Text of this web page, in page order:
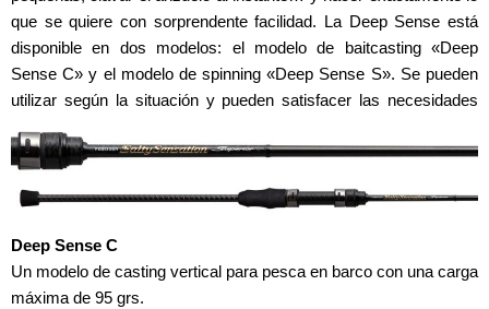
que se quiere con sorprendente facilidad. La Deep Sense está
disponible en dos modelos: el modelo de baitcasting «Deep
Sense C» y el modelo de spinning «Deep Sense S». Se pueden
utilizar según la situación y pueden satisfacer las necesidades
Deep Sense C
Un modelo de casting vertical para pesca en barco con una carga
máxima de 95 grs.